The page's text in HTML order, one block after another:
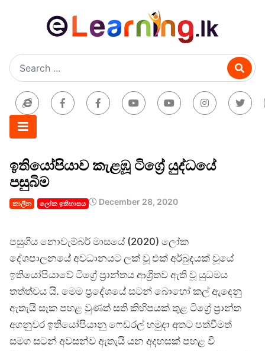
ඉතියෝපියාව කැළඹූ ටිග්‍රේ යුද්ධයේ
පසුබිම
කාලීන ලෝක ඉතිහාසය December 28, 2020
පසුගිය නොවැම්බර් මාසයේ (2020) ලෝක
දේශපාලනයේ අවධානයට ලක් වූ එක් අර්බුදයක් වූයේ
ඉතියෝපියාවේ ටිග්‍රේ ප්‍රාන්තය ආශ්‍රිතව ඇති වූ යුධමය
තත්ත්වය යි. මෙම ප්‍රදේශයේ සටන් බොහෝ කල් ඇදෙනු
ඇතැයි සැක පහළ වුණත් සති කිහිපයක් තුළ ටිග්‍රේ ප්‍රාන්ත
අගනුවර ඉතියෝපියානු ෆෙඩරල් හමුදා අතට පත්වීමත්
සමග සටන් අවසන්ව ඇතැයි යන අදහසක් පහළ වී